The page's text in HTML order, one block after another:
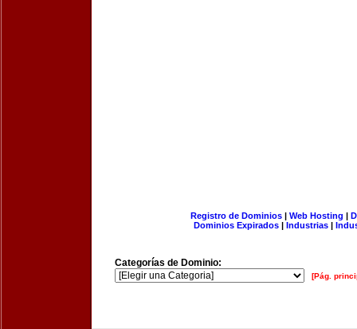
Registro de Dominios| Web Hosting |
Dominios Expirados | Industrias |
Categorías de Dominio:
[Pág.